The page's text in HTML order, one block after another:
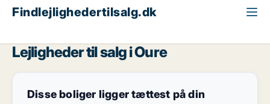
Findlejlighedertilsalg.dk
Lejligheder til salg i Oure
Disse boliger ligger tættest på din